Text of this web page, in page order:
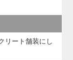
リート舗装にし